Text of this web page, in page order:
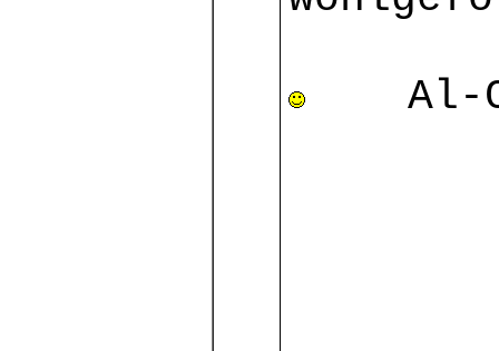
Al-